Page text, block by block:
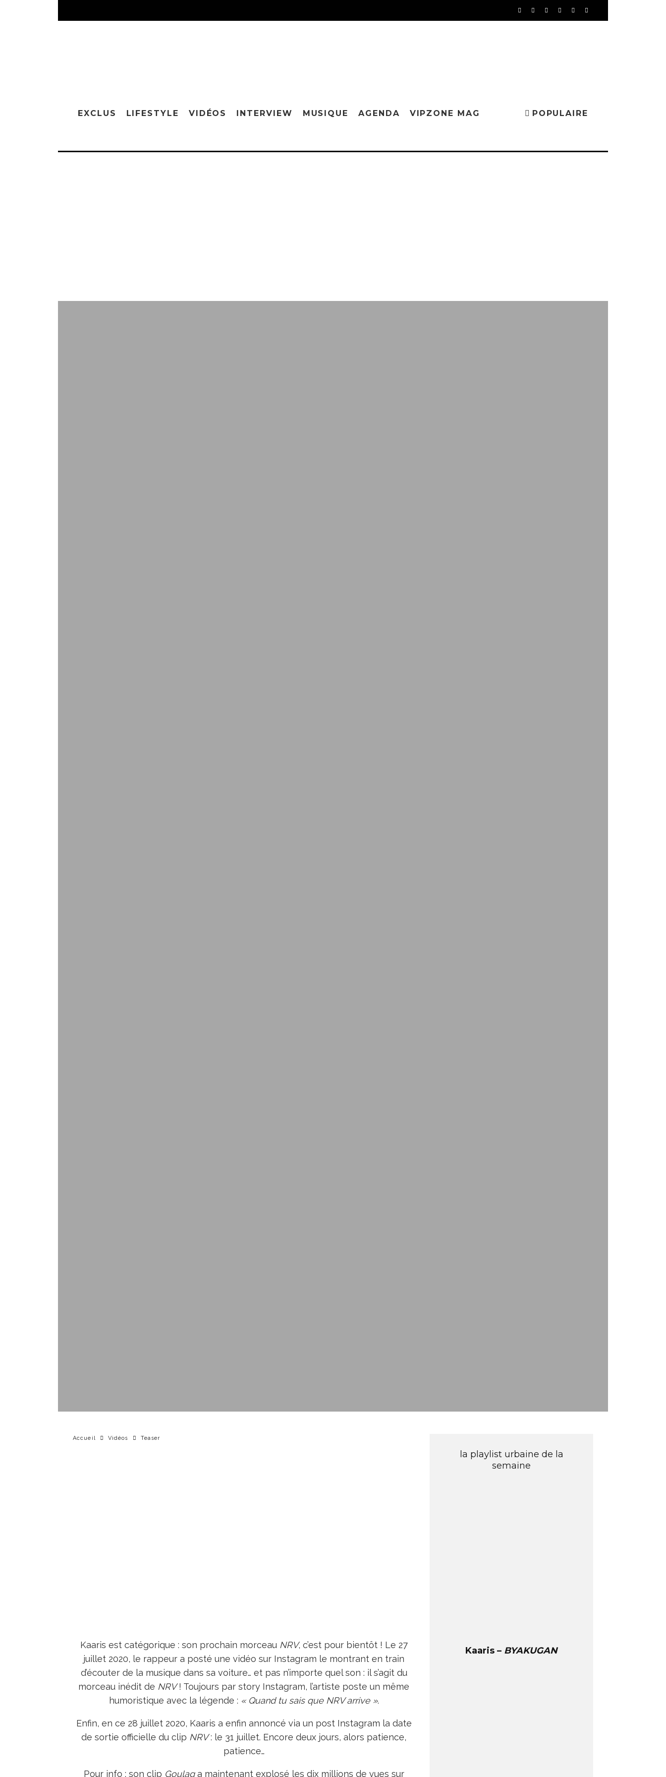
EXCLUS LIFESTYLE VIDÉOS INTERVIEW MUSIQUE AGENDA VIPZONE MAG POPULAIRE
Accueil Vidéos Teaser
Kaaris est catégorique : son prochain morceau NRV, c’est pour bientôt ! Le 27
juillet 2020, le rappeur a posté une vidéo sur Instagram le montrant en train
d’écouter de la musique dans sa voiture… et pas n’importe quel son : il s’agit du
morceau inédit de NRV! Toujours par story Instagram, l’artiste poste un même
humoristique avec la légende : « Quand tu sais que NRV arrive ».
Enfin, en ce 28 juillet 2020, Kaaris a enfin annoncé via un post Instagram la date
de sortie officielle du clip NRV: le 31 juillet. Encore deux jours, alors patience,
patience…
Pour info : son clip Goulaga maintenant explosé les dix millions de vues sur
la playlist urbaine de la
semaine
Kaaris – BYAKUGAN